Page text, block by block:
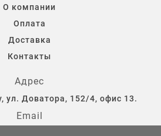
О компании
Оплата
Доставка
Контакты
Адрес
ул. Доватора, 152/4, офис 13.
Email